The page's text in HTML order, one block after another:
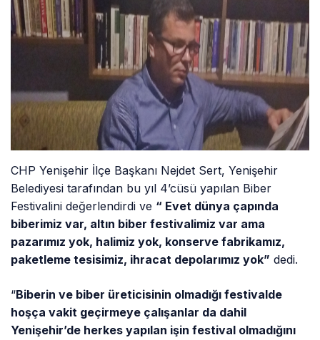
CHP Yenişehir İlçe Başkanı Nejdet Sert, Yenişehir
Belediyesi tarafından bu yıl 4’cüsü yapılan Biber
Festivalini değerlendirdi ve “ Evet dünya çapında
biberimiz var, altın biber festivalimiz var ama
pazarımız yok, halimiz yok, konserve fabrikamız,
paketleme tesisimiz, ihracat depolarımız yok” dedi.
“Biberin ve biber üreticisinin olmadığı festivalde
hoşça vakit geçirmeye çalışanlar da dahil
Yenişehir’de herkes yapılan işin festival olmadığını